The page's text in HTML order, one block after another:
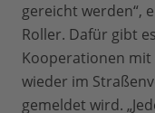
gereicht werden“,
Roller. Dafür gibt
Kooperationen mit
wieder im
gemeldet wird.